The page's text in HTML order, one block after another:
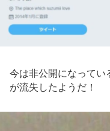
今は非公開になって
が流失したようだ！